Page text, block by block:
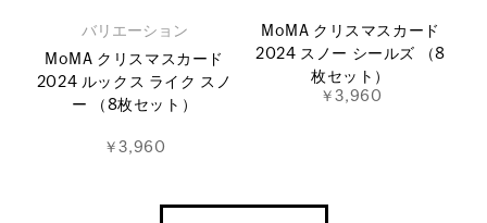
バリエーション
MoMA クリスマスカード
2024 ルックス ライク スノ
ー （8枚セット）
￥3,960
MoMA クリスマスカード
2024 スノー シールズ （8
枚セット）
￥3,960